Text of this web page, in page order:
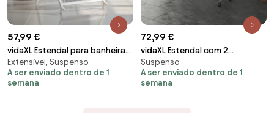
57,99 €
vidaXL Estendal para banheira
extensível 53-90 cm alumínio
Extensível, Suspenso
A ser enviado dentro de 1
semana
72,99 €
vidaXL Estendal com 2
prateleiras/rodas 60x70x106
cm prateado
Suspenso
A ser enviado dentro de 1
semana